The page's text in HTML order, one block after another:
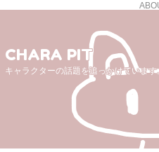
CHARA PIT
キャラクターの話題を追っかけています